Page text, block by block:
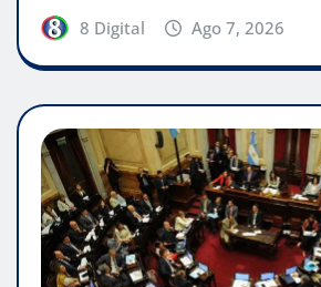
8 Digital Ago 7, 2026